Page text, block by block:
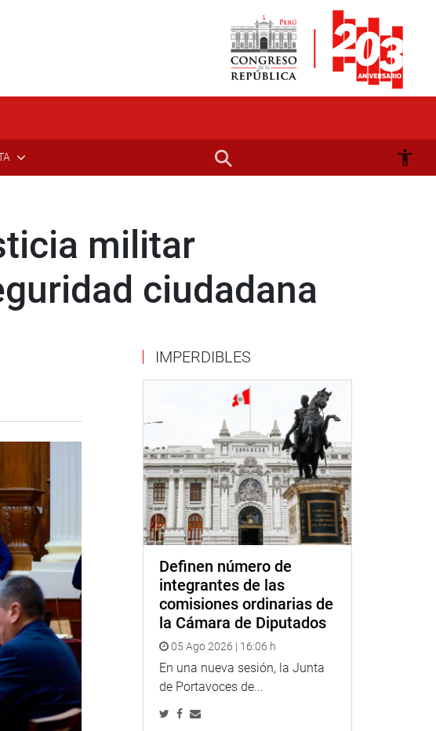
militar
ciudadana
IMPERDIBLES
Definen número de
integrantes de las
comisiones ordinarias de
la Cámara de Diputados
05 Ago 2026 | 16:06 h
En una nueva sesión, la Junta
de Portavoces de...